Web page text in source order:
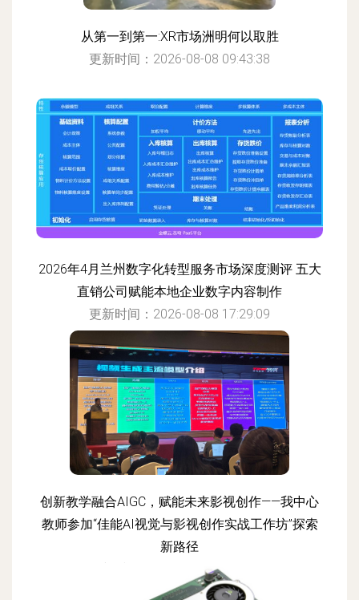
从第一到第一:XR市场洲明何以取胜
更新时间：2026-08-08 09:43:38
2026年4月兰州数字化转型服务市场深度测评 五大
直销公司赋能本地企业数字内容制作
更新时间：2026-08-08 17:29:09
创新教学融合AIGC，赋能未来影视创作——我中心
教师参加“佳能AI视觉与影视创作实战工作坊”探索
新路径
更新时间：2026-08-08 13:19:13